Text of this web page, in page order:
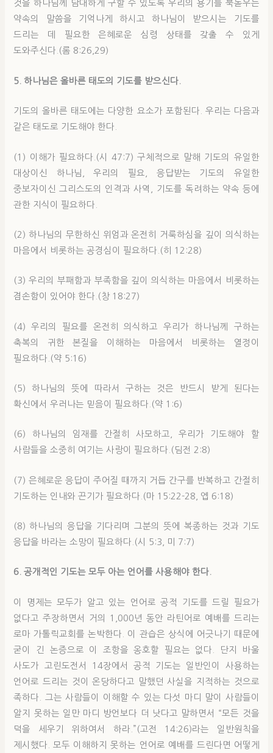
것을 하나님께 담대하게 구할 수 있도록 우리의 용기를 북돋우는
약속의 말씀을 기억나게 하시고 하나님이 받으시는 기도를
드리는 데 필요한 은혜로운 심령 상태를 갖출 수 있게
도와주신다.(롬 8:26,29)
5. 하나님은 올바른 태도의 기도를 받으신다.
기도의 올바른 태도에는 다양한 요소가 포함된다. 우리는 다음과
같은 태도로 기도해야 한다.
(1) 이해가 필요하다.(시 47:7) 구체적으로 말해 기도의 유일한
대상이신 하나님, 우리의 필요, 응답받는 기도의 유일한
중보자이신 그리스도의 인격과 사역, 기도를 독려하는 약속 등에
관한 지식이 필요하다.
(2) 하나님의 무한하신 위엄과 온전히 거룩하심을 깊이 의식하는
마음에서 비롯하는 공경심이 필요하다.(히 12:28)
(3) 우리의 부패함과 부족함을 깊이 의식하는 마음에서 비롯하는
겸손함이 있어야 한다.(창 18:27)
(4) 우리의 필요를 온전히 의식하고 우리가 하나님께 구하는
축복의 귀한 본질을 이해하는 마음에서 비롯하는 열정이
필요하다.(약 5:16)
(5) 하나님의 뜻에 따라서 구하는 것은 반드시 받게 된다는
확신에서 우러나는 믿음이 필요하다.(약 1:6)
(6) 하나님의 임재를 간절히 사모하고, 우리가 기도해야 할
사람들을 소중히 여기는 사랑이 필요하다.(딤전 2:8)
(7) 은혜로운 응답이 주어질 때까지 거듭 간구를 반복하고 간절히
기도하는 인내와 끈기가 필요하다.(마 15:22-28, 엡 6:18)
(8) 하나님의 응답을 기다리며 그분의 뜻에 복종하는 것과 기도
응답을 바라는 소망이 필요하다.(시 5:3, 미 7:7)
6. 공개적인 기도는 모두 아는 언어를 사용해야 한다.
이 명제는 모두가 알고 있는 언어로 공적 기도를 드릴 필요가
없다고 주장하면서 거의 1,000년 동안 라틴어로 예배를 드리는
로마 가톨릭교회를 논박한다. 이 관습은 상식에 어긋나기 때문에
굳이 긴 논증으로 이 조항을 옹호할 필요는 없다. 단지 바울
사도가 고린도전서 14장에서 공적 기도는 일반인이 사용하는
언어로 드리는 것이 온당하다고 말했던 사실을 지적하는 것으로
족하다. 그는 사람들이 이해할 수 있는 다섯 마디 말이 사람들이
알지 못하는 일만 마디 방언보다 더 낫다고 말하면서 “모든 것을
덕을 세우기 위하여서 하라.”(고전 14:26)라는 일반원칙을
제시했다. 모두 이해하지 못하는 언어로 예배를 드린다면 어떻게